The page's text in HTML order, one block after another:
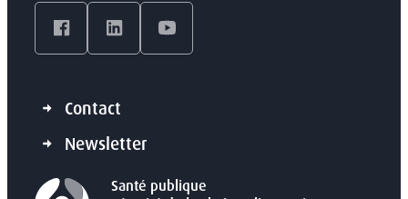
FacebookLinkedInYouTube
Contact
Newsletter
Santé publique